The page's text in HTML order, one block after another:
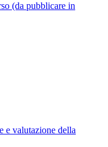
(da pubblicare in
e valutazione della